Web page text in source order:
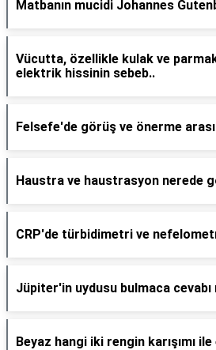
Matbanın mucidi Johannes
Vücutta, özellikle kulak ve
elektrik hissinin sebeb..
Felsefe'de görüş ve önerme
Haustra ve haustrasyon nerede
CRP'de türbidimetri ve
Jüpiter'in uydusu bulmaca cevabı
Beyaz hangi iki rengin karışımı